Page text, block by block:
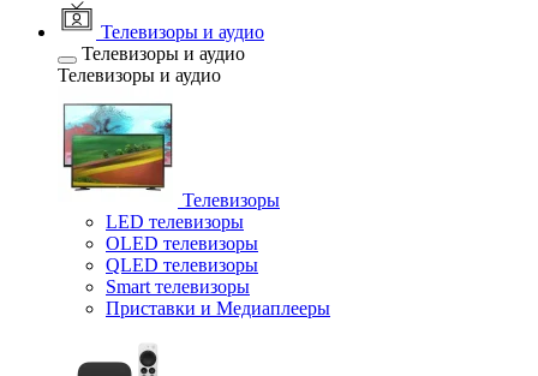
Телевизоры и аудио
Телевизоры и аудио
Телевизоры и аудио
Телевизоры
LED телевизоры
OLED телевизоры
QLED телевизоры
Smart телевизоры
Приставки и Медиаплееры